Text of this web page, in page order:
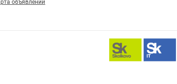
объявлений